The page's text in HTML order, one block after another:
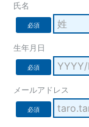
氏名
必須
生年月日
必須
メールアドレス
必須